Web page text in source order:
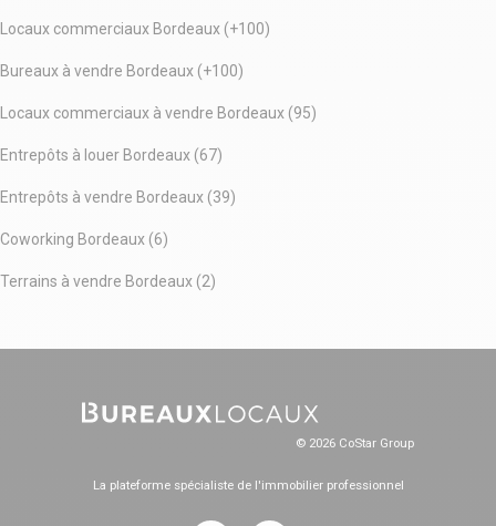
Locaux commerciaux Bordeaux (+100)
Bureaux à vendre Bordeaux (+100)
Locaux commerciaux à vendre Bordeaux (95)
Entrepôts à louer Bordeaux (67)
Entrepôts à vendre Bordeaux (39)
Coworking Bordeaux (6)
Terrains à vendre Bordeaux (2)
© 2026 CoStar Group
La plateforme spécialiste de l'immobilier professionnel